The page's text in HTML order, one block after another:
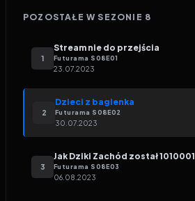
POZOSTAŁE W SEZONIE 8
1
Stream nie do przejścia
Futurama S08E01
23.07.2023
2
Dzieci z bagienka
Futurama S08E02
30.07.2023
3
Jak Dziki Zachód został 1010001
Futurama S08E03
06.08.2023